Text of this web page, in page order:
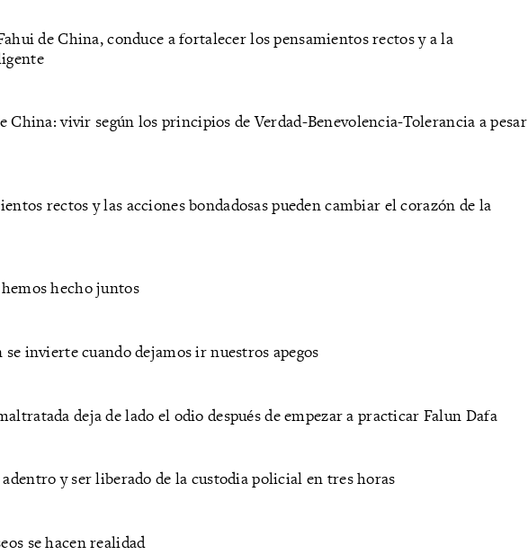
de China, conduce a fortalecer los pensamientos rectos y a la
China: vivir según los principios de Verdad-Benevolencia-Tolerancia a pesar
rectos y las acciones bondadosas pueden cambiar el corazón de la
hecho juntos
invierte cuando dejamos ir nuestros apegos
deja de lado el odio después de empezar a practicar Falun Dafa
y ser liberado de la custodia policial en tres horas
se hacen realidad